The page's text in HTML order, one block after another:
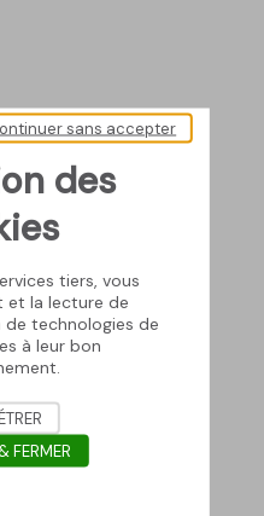
des
tiers, vous
et la lecture de
technologies de
à leur bon
sans accepter
FERMER